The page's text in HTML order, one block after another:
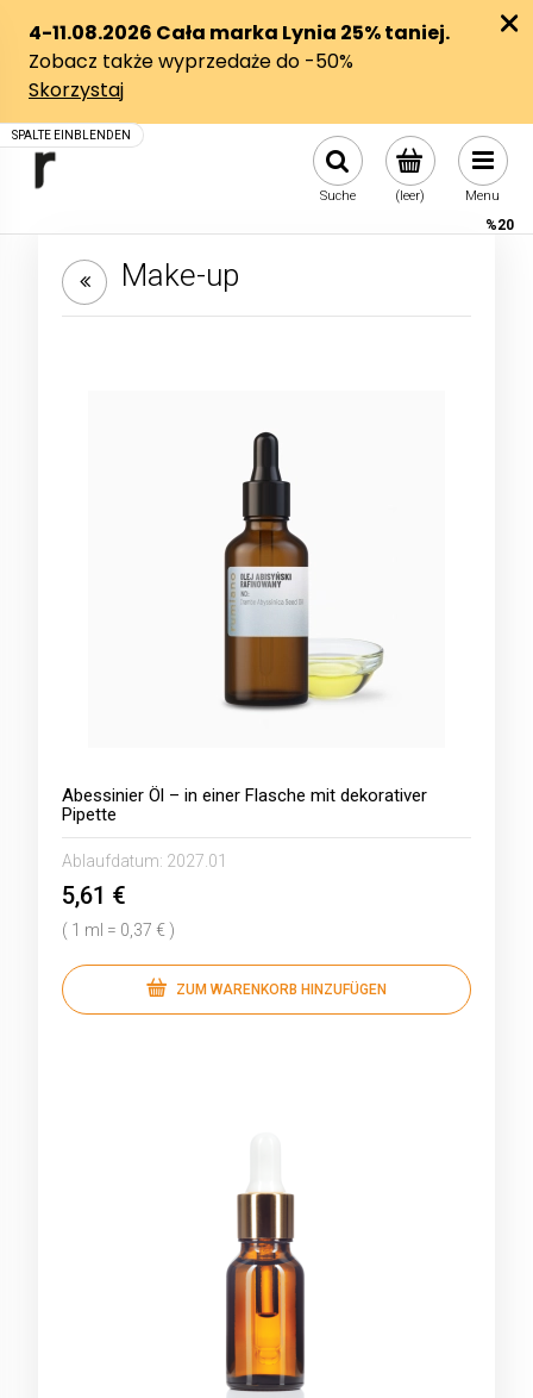
(leer)
Suche Menu
%20
Make-up
Abessinier Öl – in einer Flasche mit dekorativer
Pipette
Ablaufdatum: 2027.01
5,61 €
( 1 ml = 0,37 € )
ZUM WARENKORB HINZUFÜGEN